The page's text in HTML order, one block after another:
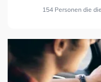
154 Personen die